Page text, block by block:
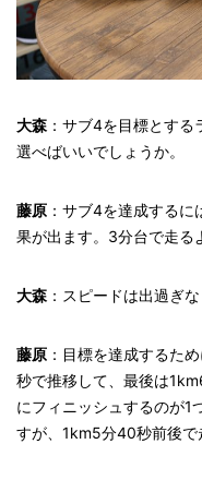
大森 ：サブ4を目標とす
選べばいいでしょうか。
藤原 ：サブ4を達成する
果が出ます。3分台で走る
大森 ：スピードは出過ぎ
藤原 ：目標を達成するた
秒で推移して、最後は
にフィニッシュするのが1
すが、1km5分40秒前後で